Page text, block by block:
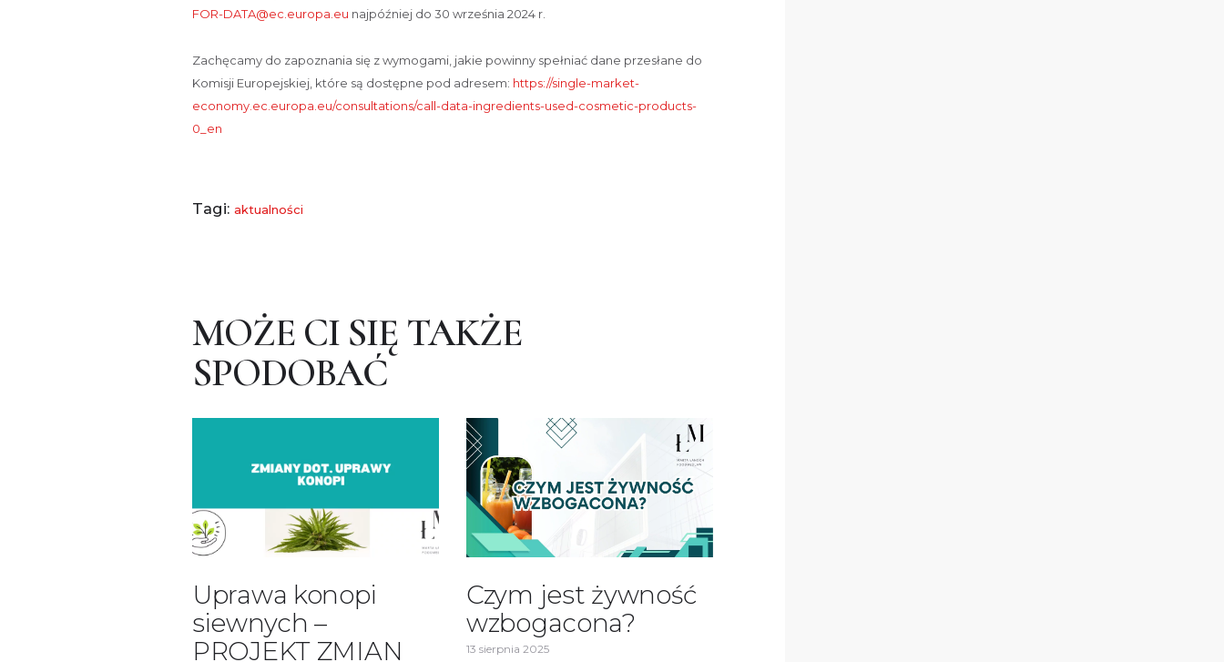
FOR-DATA@ec.europa.eu najpóźniej do 30 września 2024 r.
Zachęcamy do zapoznania się z wymogami, jakie powinny spełniać dane przesłane do
Komisji Europejskiej, które są dostępne pod adresem: https://single-market-
economy.ec.europa.eu/consultations/call-data-ingredients-used-cosmetic-products-
0_en
Tagi: aktualności
MOŻE CI SIĘ TAKŻE
SPODOBAĆ
Uprawa konopi
siewnych –
PROJEKT ZMIAN
Czym jest żywność
wzbogacona?
13 sierpnia 2025